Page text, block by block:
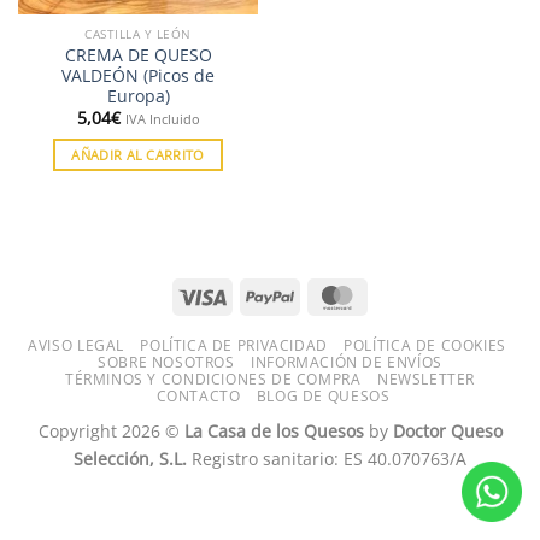
CASTILLA Y LEÓN
CREMA DE QUESO
VALDEÓN (Picos de
Europa)
5,04€ IVA Incluido
AÑADIR AL CARRITO
AVISO LEGAL POLÍTICA DE PRIVACIDAD
POLÍTICA DE COOKIES
SOBRE NOSOTROS
INFORMACIÓN DE ENVÍOS
TÉRMINOS Y CONDICIONES DE COMPRA
NEWSLETTER
CONTACTO
BLOG DE QUESOS
Copyright 2026 © La Casa de los Quesosby Doctor Queso
Selección, S.L. Registro sanitario: ES 40.070763/A